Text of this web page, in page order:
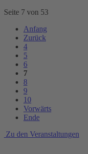
Seite 7 von 53
Anfang
Zurück
4
5
6
7
8
9
10
Vorwärts
Ende
Zu den Veranstaltungen